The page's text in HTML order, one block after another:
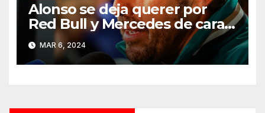
Alonso se deja querer por
Red Bull y Mercedes de cara a
2025
MAR 6, 2024